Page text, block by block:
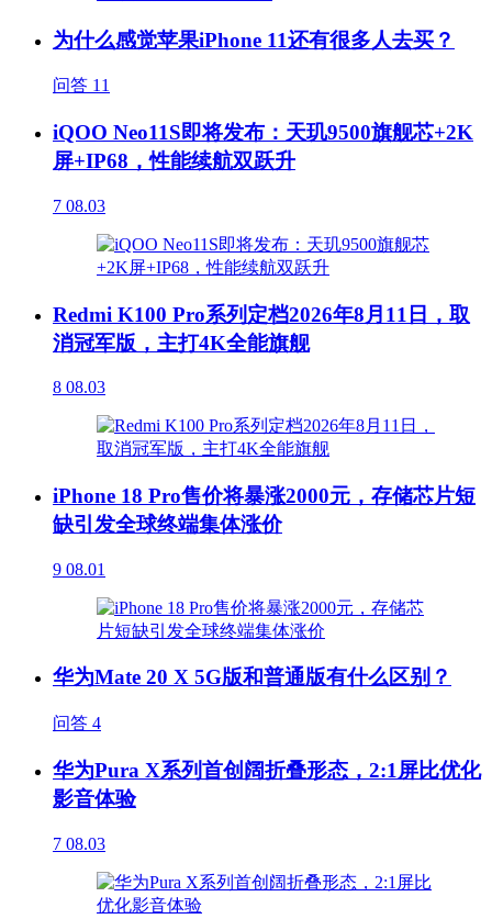
为什么感觉苹果iPhone 11还有很多人去买？
问答 11
iQOO Neo11S即将发布：天玑9500旗舰芯+2K
屏+IP68，性能续航双跃升
7 08.03
Redmi K100 Pro系列定档2026年8月11日，取
消冠军版，主打4K全能旗舰
8 08.03
iPhone 18 Pro售价将暴涨2000元，存储芯片短
缺引发全球终端集体涨价
9 08.01
华为Mate 20 X 5G版和普通版有什么区别？
问答 4
华为Pura X系列首创阔折叠形态，2:1屏比优化
影音体验
7 08.03